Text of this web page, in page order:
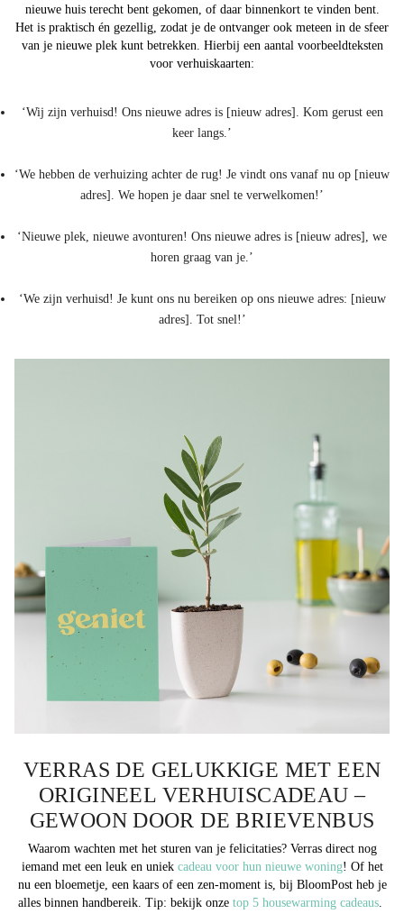
nieuwe huis terecht bent gekomen, of daar binnenkort te vinden bent.
Het is praktisch én gezellig, zodat je de ontvanger ook meteen in de sfeer
van je nieuwe plek kunt betrekken. Hierbij een aantal voorbeeldteksten
voor verhuiskaarten:
‘Wij zijn verhuisd! Ons nieuwe adres is [nieuw adres]. Kom gerust een
keer langs.’
‘We hebben de verhuizing achter de rug! Je vindt ons vanaf nu op [nieuw
adres]. We hopen je daar snel te verwelkomen!’
‘Nieuwe plek, nieuwe avonturen! Ons nieuwe adres is [nieuw adres], we
horen graag van je.’
‘We zijn verhuisd! Je kunt ons nu bereiken op ons nieuwe adres: [nieuw
adres]. Tot snel!’
VERRAS DE GELUKKIGE MET EEN
ORIGINEEL VERHUISCADEAU –
GEWOON DOOR DE BRIEVENBUS
Waarom wachten met het sturen van je felicitaties? Verras direct nog
iemand met een leuk en uniek cadeau voor hun nieuwe woning! Of het
nu een bloemetje, een kaars of een zen-moment is, bij BloomPost heb je
alles binnen handbereik. Tip: bekijk onze top 5 housewarming cadeaus